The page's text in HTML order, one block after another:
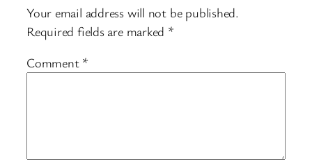
Your email address will not be published.
Required fields are marked *
Comment *